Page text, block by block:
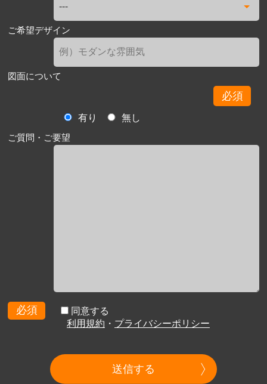
ご希望デザイン
図面について
必須
有り
無し
ご質問・ご要望
必須
同意する
利用規約 ・ プライバシーポリシー
送信する